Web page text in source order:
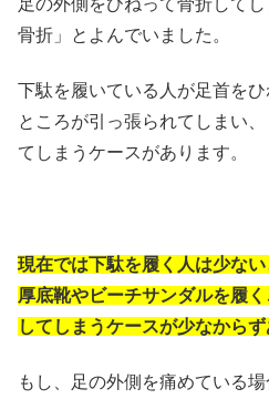
骨折」とよんでいました。
下駄を履いている人が足首をひ
ところが引っ張られてしまい、
てしまうケースがあります。
現在では下駄を履く人は少ない
厚底靴やビーチサンダルを履く
してしまうケースが少なからず
もし、足の外側を痛めている場